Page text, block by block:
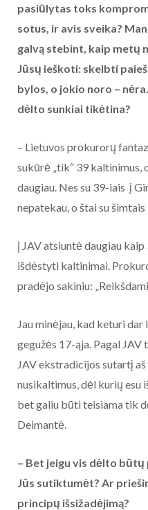
pasiūlytas toks
sotus, ir avis sveika?
galvą stebint, kaip metų
Jūsų ieškoti: skelbti
bylos, o jokio noro –
dėlto sunkiai tikėtina?
– Lietuvos prokurorų
sukūrė „tik“ 39 kaltinimus,
daugiau. Nes su 39-iais į
nepatekau, o štai su
Į JAV atsiuntė daugiau
išdėstyti kaltinimai.
pradėjo sakiniu:
Jau minėjau, kad keturi
gegužės 17-ąja. Pagal JAV
JAV ekstradicijos sutartį
nusikaltimus, dėl kurių esu
bet galiu būti teisiama tik
Deimantė.
– Bet jeigu vis dėlto
Jūs sutiktumėt? Ar
principų išsižadėjimą?